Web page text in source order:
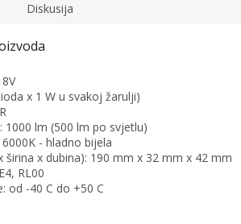
Diskusija
x 1 W u svakoj žarulji)
1000 lm (500 lm po svjetlu)
- hladno bijela
širina x dubina): 190 mm x 32 mm x 42 mm
RL00
od -40 C do +50 C